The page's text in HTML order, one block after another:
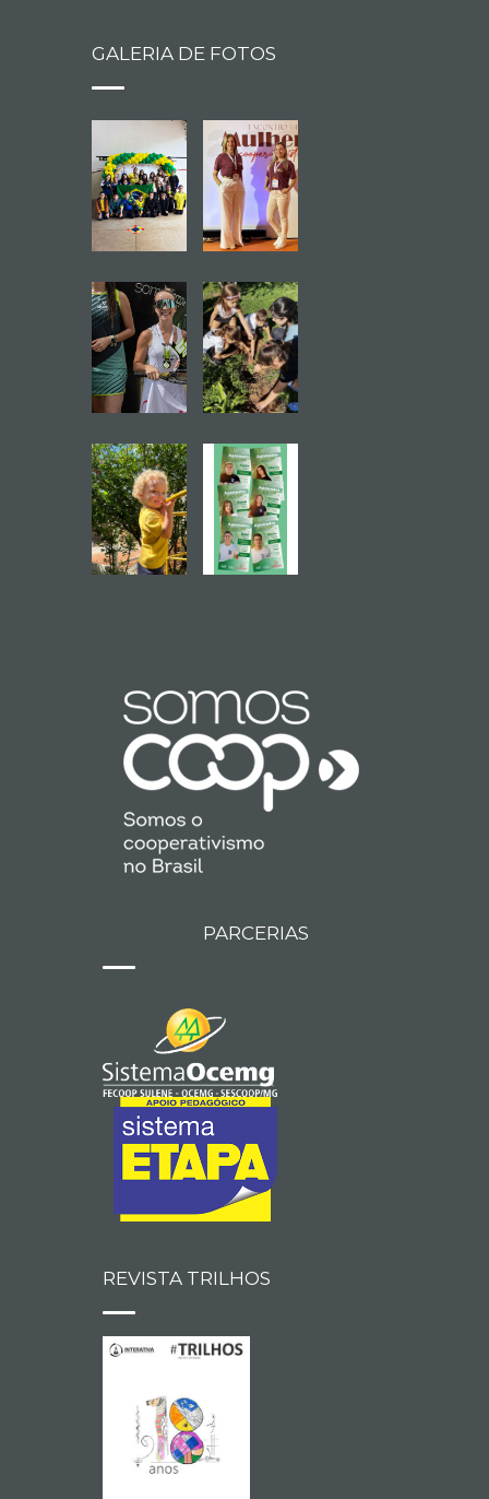
GALERIA DE FOTOS
PARCERIAS
REVISTA TRILHOS